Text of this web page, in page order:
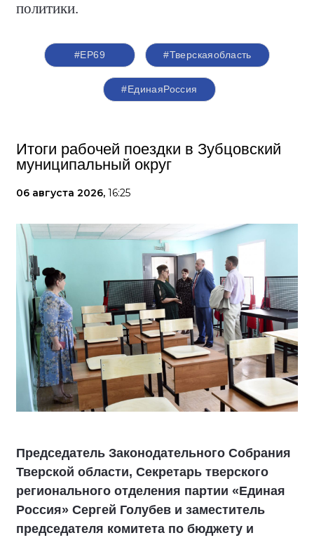
политики.
#ЕР69 #Тверскаяобласть
#‎ЕдинаяРоссия
Итоги рабочей поездки в Зубцовский
муниципальный округ
06 августа 2026, 16:25
Председатель Законодательного Собрания
Тверской области, Секретарь тверского
регионального отделения партии «Единая
Россия» Сергей Голубев и заместитель
председателя комитета по бюджету и